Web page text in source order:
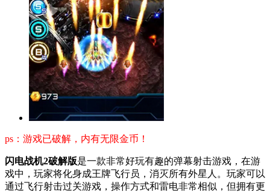
ps：游戏已破解，内有无限金币！
闪电战机2破解版是一款非常好玩有趣的弹幕射击游戏，在游
戏中，玩家将化身成王牌飞行员，消灭所有外星人。玩家可以
通过飞行射击过关游戏，操作方式和雷电非常相似，但拥有更